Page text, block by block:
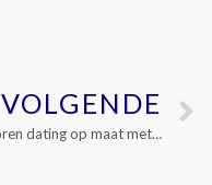
VOLGENDE
Senioren dating op maat met Markx Coaching